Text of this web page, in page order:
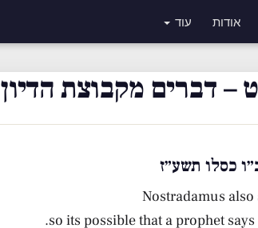
אודות עוד
– דברים מקבוצת הדיון
Nostradamus also
so its possible that a prophet